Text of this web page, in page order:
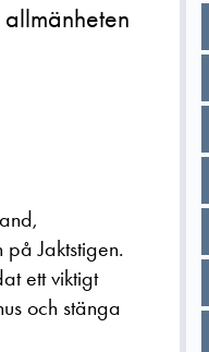
Jaktstigen.
ett viktigt
och stänga